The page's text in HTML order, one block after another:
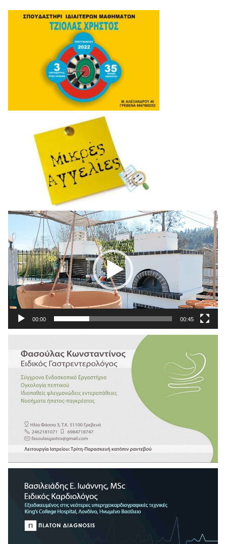
Πρόγραμμα
Αναπαραγωγής
Βίντεο
00:00 00:45